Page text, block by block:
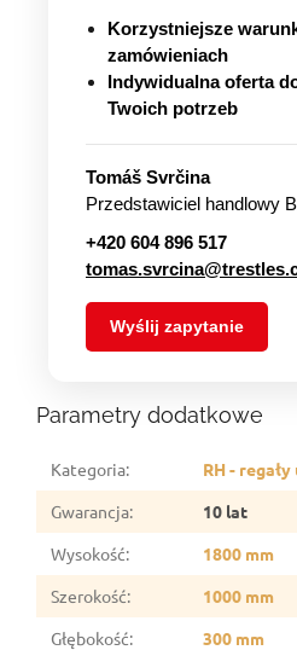
Korzystniejsze
zamówieniach
Indywidualna oferta
Twoich potrzeb
Tomáš Svrčina
Przedstawiciel handlowy
+420 604 896 517
Wyślij zapytanie
Parametry dodatkowe
Kategoria:
RH -
Gwarancja:
10 lat
Wysokość:
1800 mm
Szerokość:
1000 mm
Głębokość: 300 mm